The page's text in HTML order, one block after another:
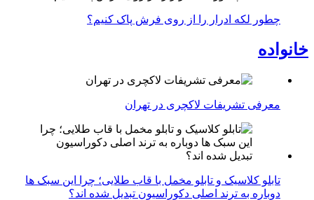
چطور لکه ادرار را از روی فرش پاک کنیم؟
خانواده
معرفی تشریفات لاکچری در تهران
تابلو کلاسیک و تابلو مخمل با قاب طلایی؛ چرا این سبک ها
دوباره به ترند اصلی دکوراسیون تبدیل شده اند؟